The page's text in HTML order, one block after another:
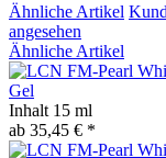
Ähnliche Artikel
angesehen
Ähnliche Artikel
Gel
Inhalt 15 ml
ab 35,45 € *